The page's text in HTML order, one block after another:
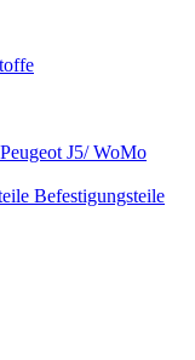
J5/ WoMo
Befestigungsteile